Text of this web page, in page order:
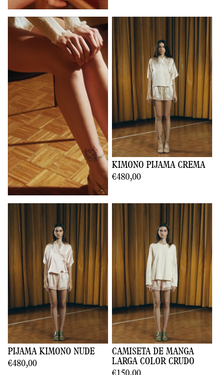
KIMONO PIJAMA CREMA
€480,00
PIJAMA KIMONO NUDE
€480,00
CAMISETA DE MANGA
LARGA COLOR CRUDO